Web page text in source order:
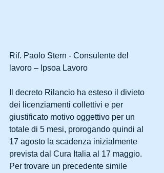
Rif. Paolo Stern - Consulente del
lavoro – Ipsoa Lavoro
Il decreto Rilancio ha esteso il divieto
dei licenziamenti collettivi e per
giustificato motivo oggettivo per un
totale di 5 mesi, prorogando quindi al
17 agosto la scadenza inizialmente
prevista dal Cura Italia al 17 maggio.
Per trovare un precedente simile